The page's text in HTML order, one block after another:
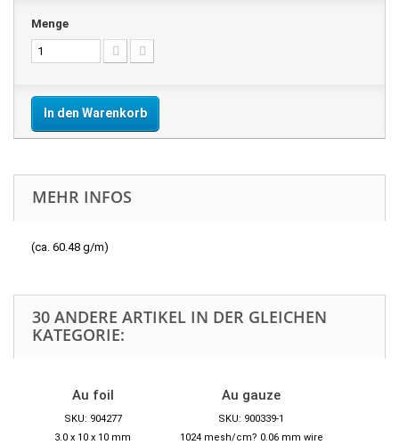
Menge
In den Warenkorb
MEHR INFOS
(ca. 60.48 g/m)
30 ANDERE ARTIKEL IN DER GLEICHEN
KATEGORIE:
Au foil
SKU: 904277
3.0 x 10 x 10 mm
Au gauze
SKU: 900339-1
1024 mesh/cm? 0.06 mm wire